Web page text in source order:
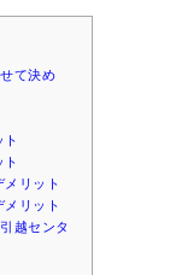
て決め
リット
リット
越センタ